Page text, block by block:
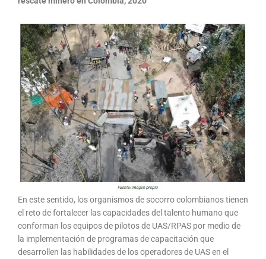
En este sentido, los organismos de socorro colombianos tienen
el reto de fortalecer las capacidades del talento humano que
conforman los equipos de pilotos de UAS/RPAS por medio de
la implementación de programas de capacitación que
desarrollen las habilidades de los operadores de UAS en el